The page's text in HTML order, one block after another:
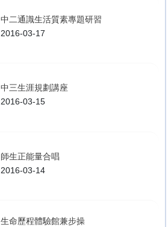
中二通識生活質素專題研習
2016-03-17
中三生涯規劃講座
2016-03-15
師生正能量合唱
2016-03-14
生命歷程體驗館兼步操